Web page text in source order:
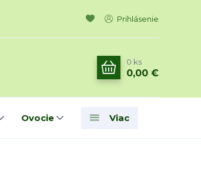
Prihlásenie
0 ks
0,00 €
Ovocie Viac